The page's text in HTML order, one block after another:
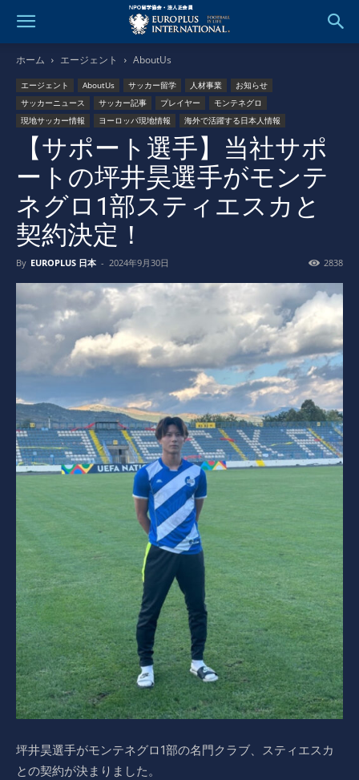
ホーム エージェント AboutUs
エージェント AboutUs サッカー留学 人材事業
お知らせ
サッカーニュース
サッカー記事 プレイヤー
モンテネグロ
現地サッカー情報
ヨーロッパ現地情報 海外で活躍する日本人情報
【サポート選手】当社サポ
ートの坪井昊選手がモンテ
ネグロ1部スティエスカと
契約決定！
By EUROPLUS 日本 - 2024年9月30日 2838
坪井昊選手がモンテネグロ1部の名門クラブ、スティエスカ
との契約が決まりました。